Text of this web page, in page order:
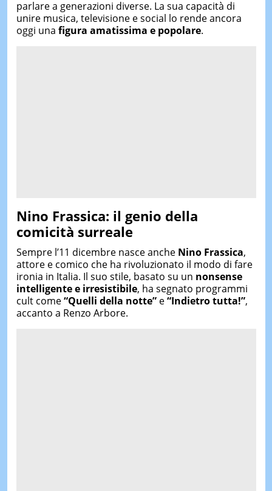
parlare a generazioni diverse. La sua capacità di
unire musica, televisione e social lo rende ancora
oggi una figura amatissima e popolare.
Nino Frassica: il genio della
comicità surreale
Sempre l’11 dicembre nasce anche Nino Frassica,
attore e comico che ha rivoluzionato il modo di fare
ironia in Italia. Il suo stile, basato su un nonsense
intelligente e irresistibile, ha segnato programmi
cult come“Quelli della notte”e“Indietro tutta!”,
accanto a Renzo Arbore.